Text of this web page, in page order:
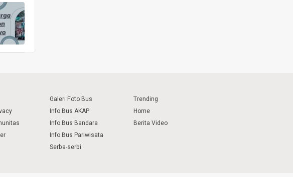
Galeri Foto Bus
Info Bus AKAP
Info Bus Bandara
Info Bus Pariwisata
Serba-serbi
Trending
Home
Berita Video